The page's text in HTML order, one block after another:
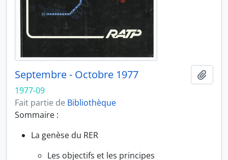
Septembre - Octobre 1977
1977-09
Fait partie de Bibliothèque
Sommaire :
La genèse du RER
Les objectifs et les principes